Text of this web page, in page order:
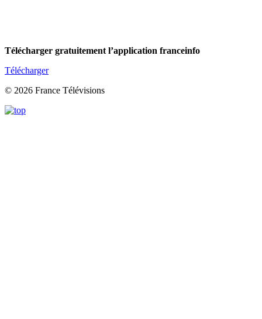
Télécharger gratuitement l’application franceinfo
Télécharger
© 2026 France Télévisions